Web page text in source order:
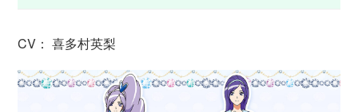
CV： 喜多村英梨